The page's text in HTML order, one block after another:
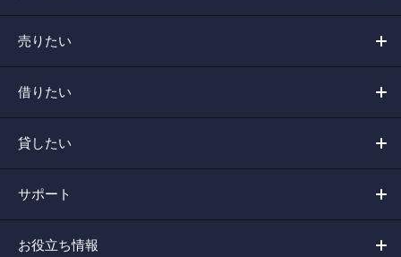
売りたい
借りたい
貸したい
サポート
お役立ち情報